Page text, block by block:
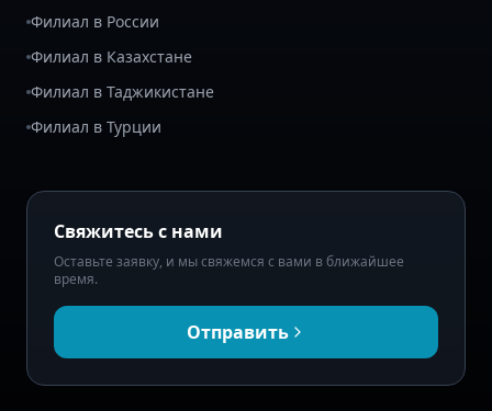
Филиал в России
Филиал в Казахстане
Филиал в Таджикистане
Филиал в Турции
Свяжитесь с нами
Оставьте заявку, и мы свяжемся с вами в ближайшее
время.
Отправить